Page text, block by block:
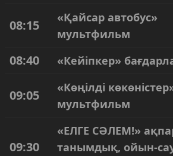
08:15
«Қайсар автобус»
мультфильм
08:40 «Кейіпкер»
09:05
«Көңілді
мультфильм
09:30
«ЕЛГЕ СӘЛЕМ!»
танымдық, ойын-